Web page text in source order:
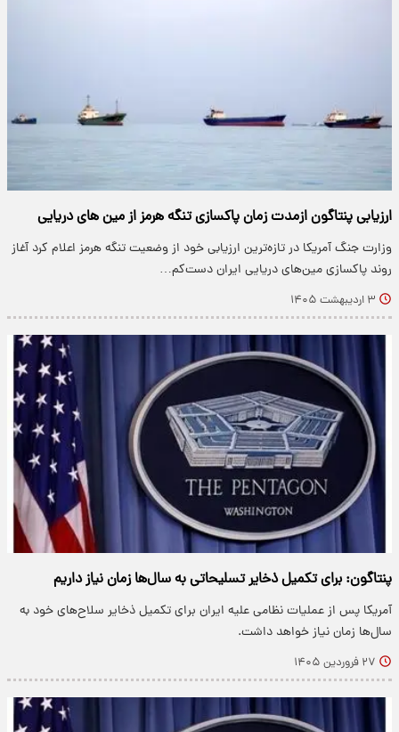
ارزیابی پنتاگون ازمدت زمان پاکسازی تنگه هرمز از مین های دریایی
وزارت جنگ آمریکا در تازه‌ترین ارزیابی خود از وضعیت تنگه هرمز اعلام کرد آغاز
روند پاکسازی مین‌های دریایی ایران دست‌کم…
۳ اردیبهشت ۱۴۰۵
پنتاگون: برای تکمیل ذخایر تسلیحاتی به سال‌ها زمان نیاز داریم
آمریکا پس از عملیات نظامی علیه ایران برای تکمیل ذخایر سلاح‌های خود به
سال‌ها زمان نیاز خواهد داشت.
۲۷ فروردین ۱۴۰۵